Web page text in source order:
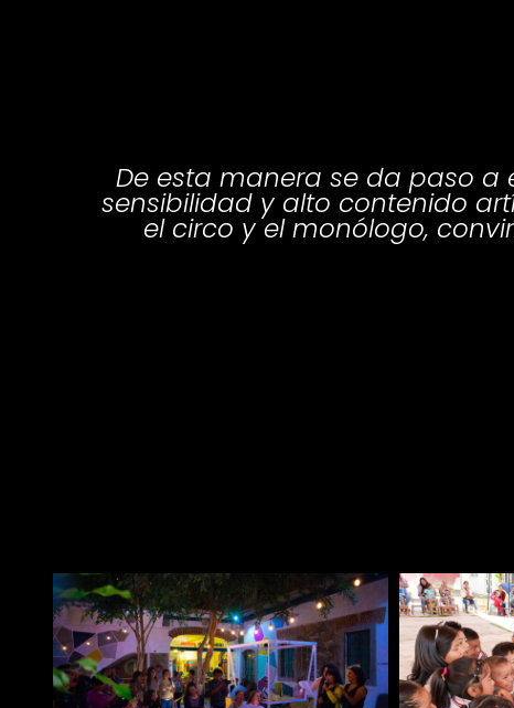
De esta manera se da paso a
sensibilidad y alto contenido
el circo y el monólogo,